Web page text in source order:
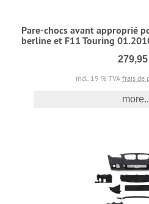
Pare-chocs avant approprié
berline et F11 Touring
incl. 19 % TVA frais de